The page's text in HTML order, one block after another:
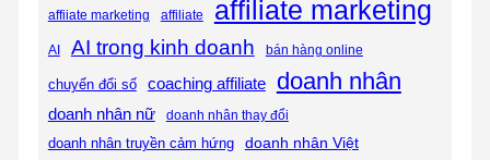
affiiate marketing affiliate affiliate marketing
AI AI trong kinh doanh bán hàng online
chuyển đổi số coaching affiliate doanh nhân
doanh nhân nữ doanh nhân thay đổi
doanh nhân truyền cảm hứng
doanh nhân Việt